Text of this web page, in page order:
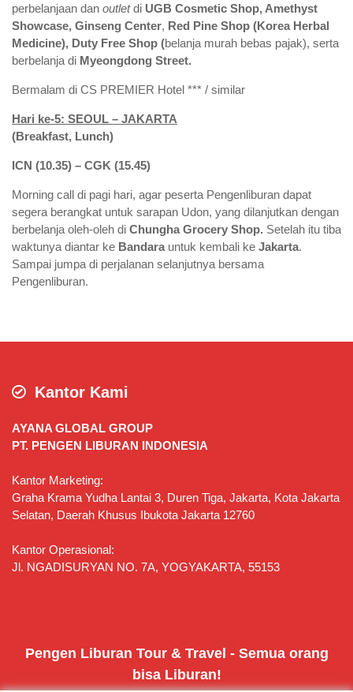
perbelanjaan dan outletdi UGB Cosmetic Shop, Amethyst
Showcase, Ginseng Center, Red Pine Shop (Korea Herbal
Medicine), Duty Free Shop (belanja murah bebas pajak), serta
berbelanja di Myeongdong Street.
Bermalam di CS PREMIER Hotel *** / similar
Hari ke-5: SEOUL – JAKARTA
(Breakfast, Lunch)
ICN (10.35) – CGK (15.45)
Morning call di pagi hari, agar peserta Pengenliburan dapat
segera berangkat untuk sarapan Udon, yang dilanjutkan dengan
berbelanja oleh-oleh di Chungha Grocery Shop. Setelah itu tiba
waktunya diantar ke Bandara untuk kembali ke Jakarta.
Sampai jumpa di perjalanan selanjutnya bersama
Pengenliburan.
Kantor Kami
AYANA GLOBAL GROUP
PT. PENGEN LIBURAN INDONESIA
Kantor Marketing:
Graha Krama Yudha Lantai 3, Duren Tiga, Jakarta, Kota Jakarta
Selatan, Daerah Khusus Ibukota Jakarta 12760
Kantor Operasional:
Jl. NGADISURYAN NO. 7A, YOGYAKARTA, 55153
Pengen Liburan Tour & Travel - Semua orang
bisa Liburan!